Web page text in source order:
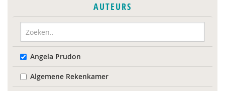
AUTEURS
Angela Prudon
Algemene Rekenkamer